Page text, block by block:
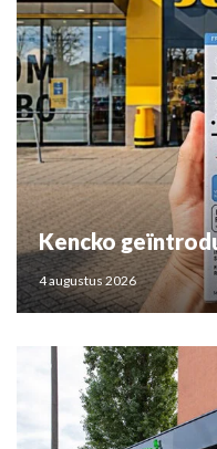
Kencko
4 augustus 2026